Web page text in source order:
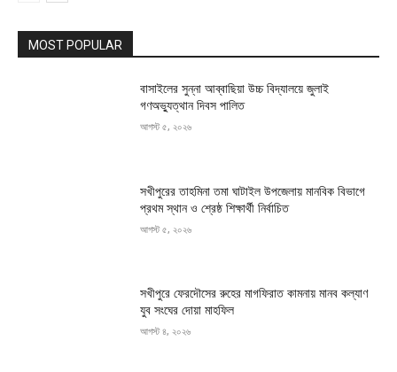
MOST POPULAR
বাসাইলের সুন্না আব্বাছিয়া উচ্চ বিদ্যালয়ে জুলাই
গণঅভ্যুত্থান দিবস পালিত
আগস্ট ৫, ২০২৬
সখীপুরের তাহমিনা তমা ঘাটাইল উপজেলায় মানবিক বিভাগে
প্রথম স্থান ও শ্রেষ্ঠ শিক্ষার্থী নির্বাচিত
আগস্ট ৫, ২০২৬
সখীপুরে ফেরদৌসের রুহের মাগফিরাত কামনায় মানব কল্যাণ
যুব সংঘের দোয়া মাহফিল
আগস্ট ৪, ২০২৬